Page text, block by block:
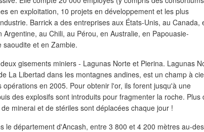
en exploitation, 10 projets en développement et les plus
Barrick a des entreprises aux États-Unis, au Canada,
Argentine, au Chili, au Pérou, en Australie, en Papouasie-
saoudite et en Zambie.
gisements miniers - Lagunas Norte et Pierina. Lagunas
La Libertad dans les montagnes andines, est un champ à
en 2005. Pour obtenir l'or, ils forent jusqu'à une
des explosifs sont introduits pour fragmenter la roche. Plus
minerai et de stériles sont déplacées chaque jour !
le département d'Ancash, entre 3 800 et 4 200 mètres au-